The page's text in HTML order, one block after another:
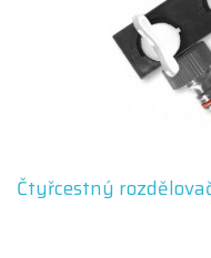
Čtyřcestný